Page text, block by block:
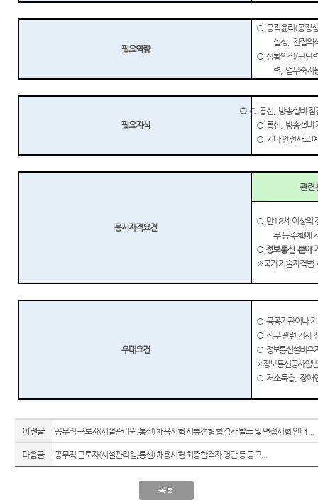
필요역량
○ 공직윤리 (공정성
실성 친절의
○ 상황인식/판단
력 업무숙지
필요지식
○ ○통신 방송설비 점
○통신 방송설비
○ 기타 안전사고
응시자격요건
관련
○ 만18세 이상의
무 등 수행에
○ 정보통신 분야
※국가기술자격법
우대요건
○ 공공기관이나
○ 직무 관련 기사·
○ 정보통신설비 유
※정보통신공사업
○ 저소득층, 장애
이전글 공무직 근로자(시설관리원,통신) 채용시험 서류전형 합격자 발표 및 면접시험 안내 ...
다음글 공무직 근로자(시설관리원,통신) 채용시험 최종합격자 명단 등 공고...
목록